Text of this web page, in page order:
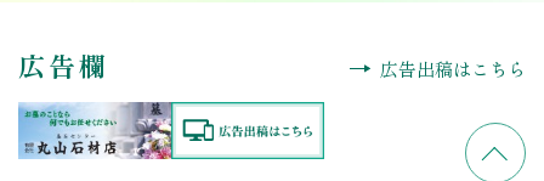
広告欄 広告出稿はこちら